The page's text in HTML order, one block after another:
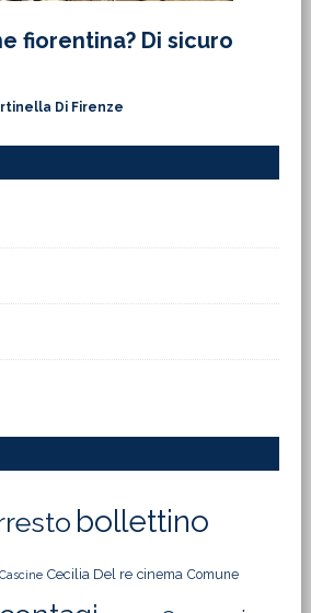
fiorentina? Di sicuro
Di Firenze
bollettino
Cascine Cecilia Del re cinema Comune